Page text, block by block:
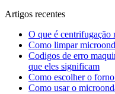
Artigos recentes
O que é centrifugação
Como limpar
Codigos de erro
que eles significam
Como escolher o
Como usar o